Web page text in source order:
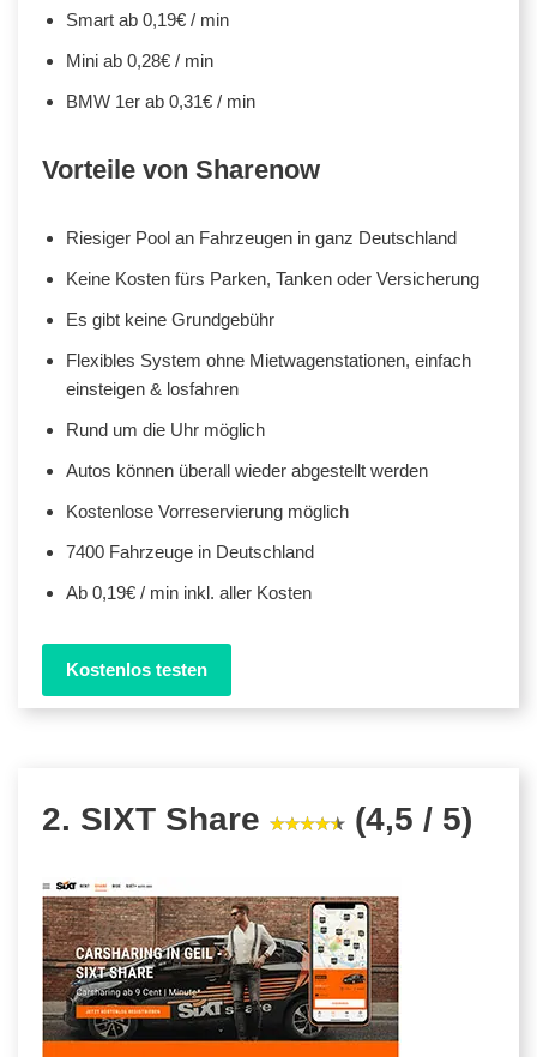
Smart ab 0,19€ / min
Mini ab 0,28€ / min
BMW 1er ab 0,31€ / min
Vorteile von Sharenow
Riesiger Pool an Fahrzeugen in ganz Deutschland
Keine Kosten fürs Parken, Tanken oder Versicherung
Es gibt keine Grundgebühr
Flexibles System ohne Mietwagenstationen, einfach
einsteigen & losfahren
Rund um die Uhr möglich
Autos können überall wieder abgestellt werden
Kostenlose Vorreservierung möglich
7400 Fahrzeuge in Deutschland
Ab 0,19€ / min inkl. aller Kosten
Kostenlos testen
2. SIXT Share (4,5 / 5)